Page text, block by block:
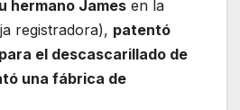
hermano James en la
registradora), patentó
el descascarillado de
una fábrica de